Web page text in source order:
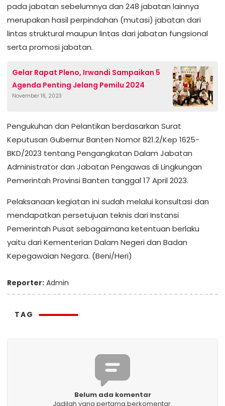
pada jabatan sebelumnya dan 248 jabatan lainnya
merupakan hasil perpindahan (mutasi) jabatan dari
lintas struktural maupun lintas dari jabatan fungsional
serta promosi jabatan.
Gelar Rapat Pleno, Irwandi Sampaikan 5
Agenda Penting Jelang Pemilu 2024
November 16, 2023
Pengukuhan dan Pelantikan berdasarkan Surat
Keputusan Gubernur Banten Nomor 821.2/Kep 1625-
BKD/2023 tentang Pengangkatan Dalam Jabatan
Administrator dan Jabatan Pengawas di Lingkungan
Pemerintah Provinsi Banten tanggal 17 April 2023.
Pelaksanaan kegiatan ini sudah melalui konsultasi dan
mendapatkan persetujuan teknis dari Instansi
Pemerintah Pusat sebagaimana ketentuan berlaku
yaitu dari Kementerian Dalam Negeri dan Badan
Kepegawaian Negara. (Beni/Heri)
Reporter: Admin
TAG
Belum ada komentar
Jadilah yang pertama berkomentar.